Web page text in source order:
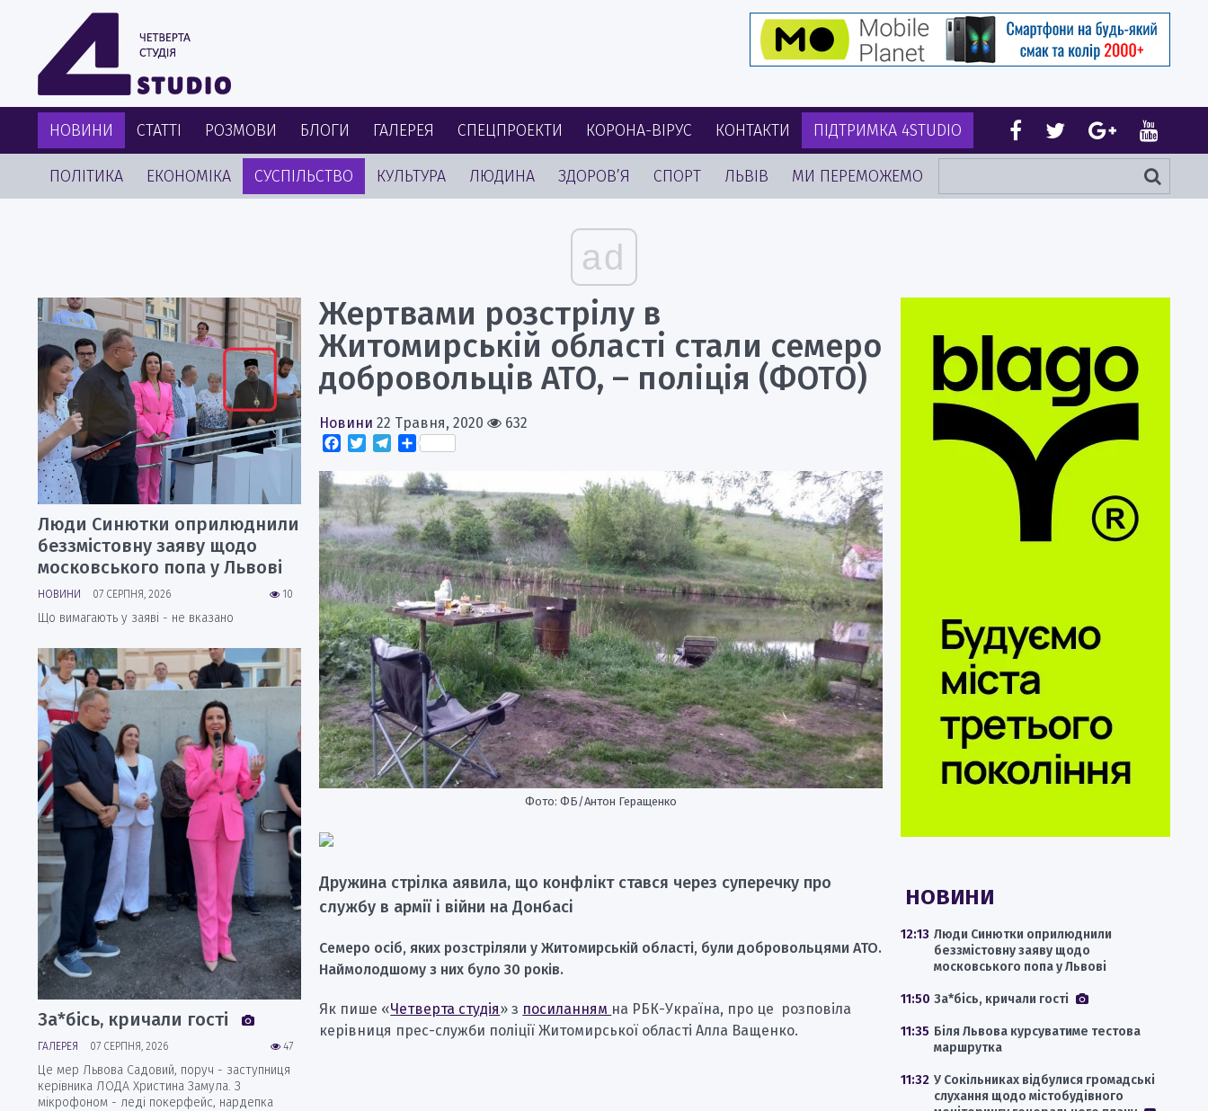
НОВИНИ СТАТТІ РОЗМОВИ БЛОГИ ГАЛЕРЕЯ СПЕЦПРОЕКТИ КОРОНА-ВІРУС КОНТАКТИ ПІДТРИМКА 4STUDIO
ПОЛІТИКА ЕКОНОМІКА СУСПІЛЬСТВО КУЛЬТУРА ЛЮДИНА ЗДОРОВ’Я СПОРТ ЛЬВІВ МИ ПЕРЕМОЖЕМО
ad
Жертвами розстрілу в
Житомирській області стали семеро
добровольців АТО, – поліція (ФОТО)
Новини 22 Травня, 2020
632
Facebook
TwitterTelegram
Поділитися
Фото: ФБ/Антон Геращенко
Дружина стрілка аявила, що конфлікт стався через суперечку про
службу в армії і війни на Донбасі
Семеро осіб, яких розстріляли у Житомирській області, були добровольцями АТО.
Наймолодшому з них було 30 років.
Як пише «Четверта студія» з посиланням на РБК-Україна, про це розповіла
керівниця прес-служби поліції Житомирської області Алла Ващенко.
Люди Синютки оприлюднили
беззмістовну заяву щодо
московського попа у Львові
10
НОВИНИ 07 СЕРПНЯ, 2026
Що вимагають у заяві - не вказано
За*бісь, кричали гості
47
ГАЛЕРЕЯ 07 СЕРПНЯ, 2026
Це мер Львова Садовий, поруч - заступниця
керівника ЛОДА Христина Замула. З
мікрофоном - леді покерфейс, нардепка
НОВИНИ
12:13 Люди Синютки оприлюднили
беззмістовну заяву щодо
московського попа у Львові
11:50 За*бісь, кричали гості
11:35 Біля Львова курсуватиме тестова
маршрутка
11:32 У Сокільниках відбулися громадські
слухання щодо містобудівного